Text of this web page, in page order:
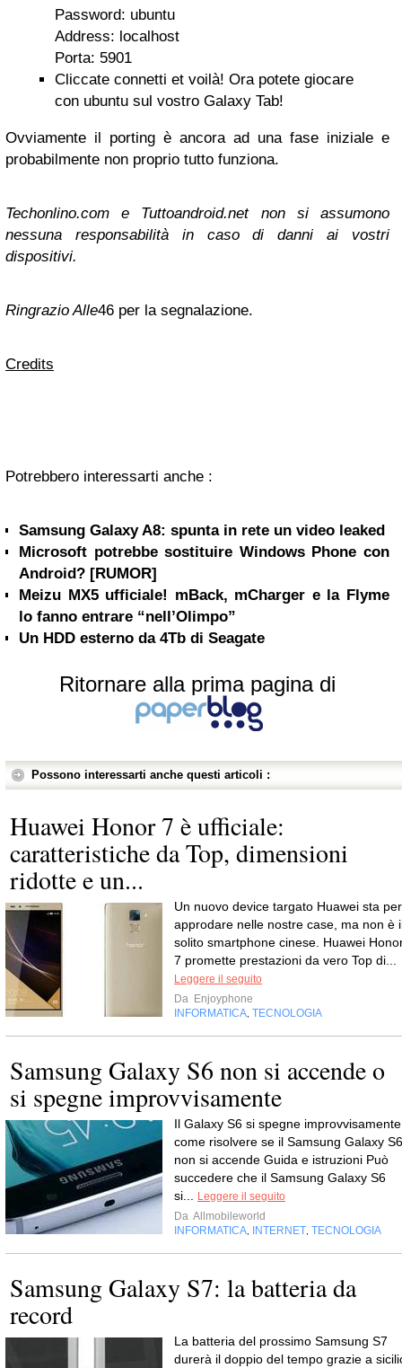
Password: ubuntu
Address: localhost
Porta: 5901
Cliccate connetti et voilà! Ora potete giocare
con ubuntu sul vostro Galaxy Tab!
Ovviamente il porting è ancora ad una fase iniziale e
probabilmente non proprio tutto funziona.
Techonlino.com e Tuttoandroid.net non si assumono
nessuna responsabilità in caso di danni ai vostri
dispositivi.
Ringrazio Alle46 per la segnalazione.
Credits
Potrebbero interessarti anche :
Samsung Galaxy A8: spunta in rete un video leaked
Microsoft potrebbe sostituire Windows Phone con
Android? [RUMOR]
Meizu MX5 ufficiale! mBack, mCharger e la Flyme
lo fanno entrare “nell’Olimpo”
Un HDD esterno da 4Tb di Seagate
Ritornare alla prima pagina di
Possono interessarti anche questi articoli :
Huawei Honor 7 è ufficiale:
caratteristiche da Top, dimensioni
ridotte e un...
Un nuovo device targato Huawei sta per
approdare nelle nostre case, ma non è
solito smartphone cinese. Huawei
7 promette prestazioni da vero Top di...
Leggere il seguito
Da Enjoyphone
INFORMATICA TECNOLOGIA
Samsung Galaxy S6 non si accende o
si spegne improvvisamente
Il Galaxy S6 si spegne improvvisamente
come risolvere se il Samsung Galaxy S6
non si accende Guida e istruzioni Può
succedere che il Samsung Galaxy S6
si...
Leggere il seguito
Da Allmobileworld
INFORMATICA
INTERNET TECNOLOGIA
Samsung Galaxy S7: la batteria da
record
La batteria del prossimo Samsung S7
durerà il doppio del tempo grazie a